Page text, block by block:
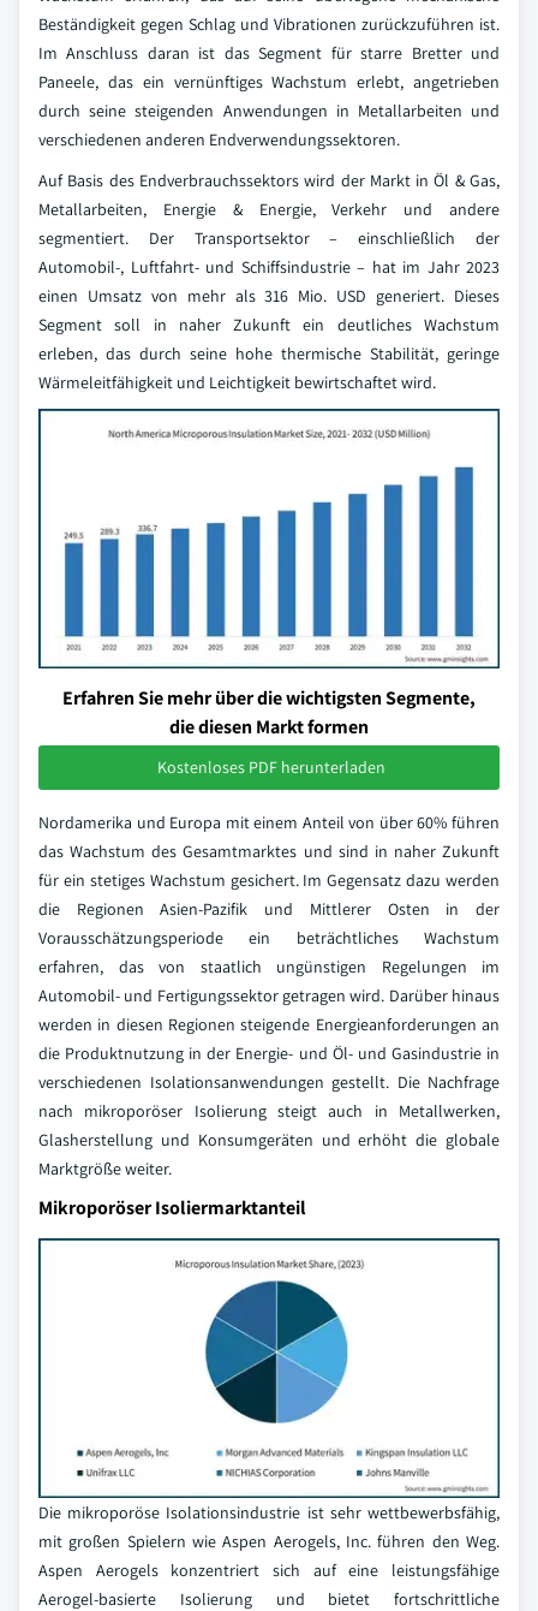
Beständigkeit gegen Schlag und Vibrationen zurückzuführen ist.
Im Anschluss daran ist das Segment für starre Bretter und
Paneele, das ein vernünftiges Wachstum erlebt, angetrieben
durch seine steigenden Anwendungen in Metallarbeiten und
verschiedenen anderen Endverwendungssektoren.
Auf Basis des Endverbrauchssektors wird der Markt in Öl & Gas,
Metallarbeiten, Energie & Energie, Verkehr und andere
segmentiert. Der Transportsektor – einschließlich der
Automobil-, Luftfahrt- und Schiffsindustrie – hat im Jahr 2023
einen Umsatz von mehr als 316 Mio. USD generiert. Dieses
Segment soll in naher Zukunft ein deutliches Wachstum
erleben, das durch seine hohe thermische Stabilität, geringe
Wärmeleitfähigkeit und Leichtigkeit bewirtschaftet wird.
Erfahren Sie mehr über die wichtigsten Segmente,
die diesen Markt formen
Kostenloses PDF herunterladen
Nordamerika und Europa mit einem Anteil von über 60% führen
das Wachstum des Gesamtmarktes und sind in naher Zukunft
für ein stetiges Wachstum gesichert. Im Gegensatz dazu werden
die Regionen Asien-Pazifik und Mittlerer Osten in der
Vorausschätzungsperiode ein beträchtliches Wachstum
erfahren, das von staatlich ungünstigen Regelungen im
Automobil- und Fertigungssektor getragen wird. Darüber hinaus
werden in diesen Regionen steigende Energieanforderungen an
die Produktnutzung in der Energie- und Öl- und Gasindustrie in
verschiedenen Isolationsanwendungen gestellt. Die Nachfrage
nach mikroporöser Isolierung steigt auch in Metallwerken,
Glasherstellung und Konsumgeräten und erhöht die globale
Marktgröße weiter.
Mikroporöser Isoliermarktanteil
Die mikroporöse Isolationsindustrie ist sehr wettbewerbsfähig,
mit großen Spielern wie Aspen Aerogels, Inc. führen den Weg.
Aspen Aerogels konzentriert sich auf eine leistungsfähige
Aerogel-basierte Isolierung und bietet fortschrittliche